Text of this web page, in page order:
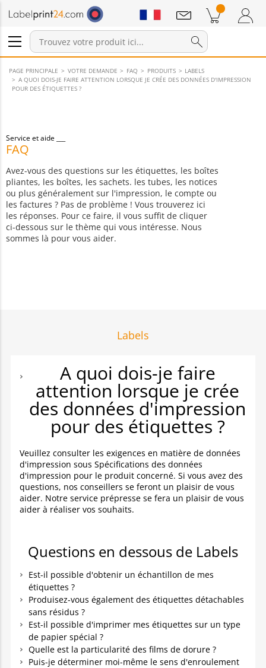
Connexion / Inscription
Produits dans le panier
Annonces
PAGE PRINCIPALE VOTRE DEMANDE FAQ PRODUITS
LABELS
A QUOI DOIS-JE FAIRE ATTENTION LORSQUE JE CRÉE DES DONNÉES D'IMPRESSION
POUR DES ÉTIQUETTES ?
Service et aide
FAQ
Avez-vous des questions sur les étiquettes, les boîtes
pliantes, les boîtes, les sachets. les tubes, les notices
ou plus généralement sur l'impression, le compte ou
les factures ? Pas de problème ! Vous trouverez ici
les réponses. Pour ce faire, il vous suffit de cliquer
ci-dessous sur le thème qui vous intéresse. Nous
sommes là pour vous aider.
Labels
A quoi dois-je faire
attention lorsque je crée
des données d'impression
pour des étiquettes ?
Veuillez consulter les exigences en matière de données
d'impression sous Spécifications des données
d'impression pour le produit concerné. Si vous avez des
questions, nos conseillers se feront un plaisir de vous
aider. Notre service prépresse se fera un plaisir de vous
aider à réaliser vos souhaits.
Questions en dessous de Labels
Est-il possible d'obtenir un échantillon de mes
étiquettes ?
Produisez-vous également des étiquettes détachables
sans résidus ?
Est-il possible d'imprimer mes étiquettes sur un type
de papier spécial ?
Quelle est la particularité des films de dorure ?
Puis-je déterminer moi-même le sens d'enroulement